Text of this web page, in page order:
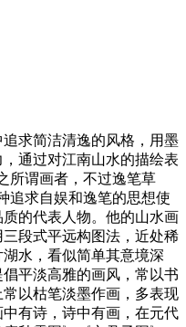
求简洁清逸的风格，用墨
通过对江南山水的描绘表
所谓画者，不过逸笔草
追求自娱和逸笔的思想使
的代表人物。他的山水画
段式平远构图法，近处稀
水，看似简单其意境深
平淡高雅的画风，常以书
以枯笔淡墨作画，多表现
有诗，诗中有画，在元代